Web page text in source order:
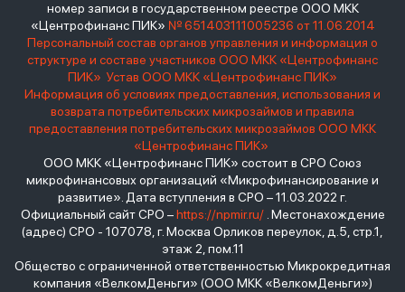
номер записи в государственном реестре ООО МКК
«Центрофинанс ПИК» № 651403111005236 от 11.06.2014
Персональный состав органов управления и информация о
структуре и составе участников ООО МКК «Центрофинанс
ПИК» Устав ООО МКК «Центрофинанс ПИК»
Информация об условиях предоставления, использования и
возврата потребительских микрозаймов и правила
предоставления потребительских микрозаймов ООО МКК
«Центрофинанс ПИК»
ООО МКК «Центрофинанс ПИК» состоит в СРО Союз
микрофинансовых организаций «Микрофинансирование и
развитие». Дата вступления в СРО – 11.03.2022 г.
Официальный сайт СРО –https://npmir.ru/. Местонахождение
(адрес) СРО - 107078, г. Москва Орликов переулок, д.5, стр.1,
этаж 2, пом.11
Общество с ограниченной ответственностью Микрокредитная
компания «ВелкомДеньги» (ООО МКК «ВелкомДеньги»)